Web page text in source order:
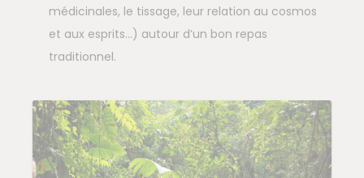
médicinales, le tissage, leur relation au cosmos
et aux esprits…) autour d’un bon repas
traditionnel.